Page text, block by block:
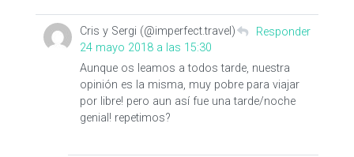
Cris y Sergi (@imperfect.travel)
24 mayo 2018 a las 15:30
Responder
Aunque os leamos a todos tarde, nuestra
opinión es la misma, muy pobre para viajar
por libre! pero aun así fue una tarde/noche
genial! repetimos?